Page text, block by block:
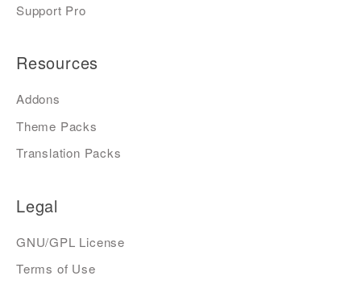
Support Pro
Resources
Addons
Theme Packs
Translation Packs
Legal
GNU/GPL License
Terms of Use